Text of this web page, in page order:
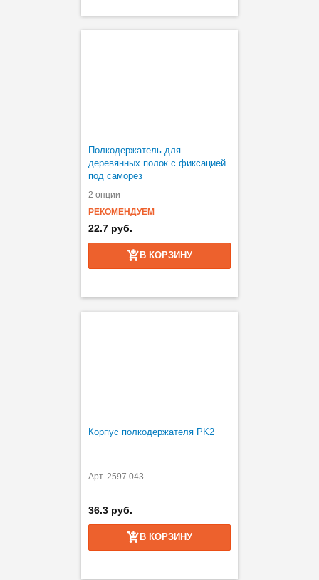
Полкодержатель для
деревянных полок с фиксацией
под саморез
2 опции
РЕКОМЕНДУЕМ
22.7 руб.
В КОРЗИНУ
Корпус полкодержателя PK2
Арт. 2597 043
36.3 руб.
В КОРЗИНУ